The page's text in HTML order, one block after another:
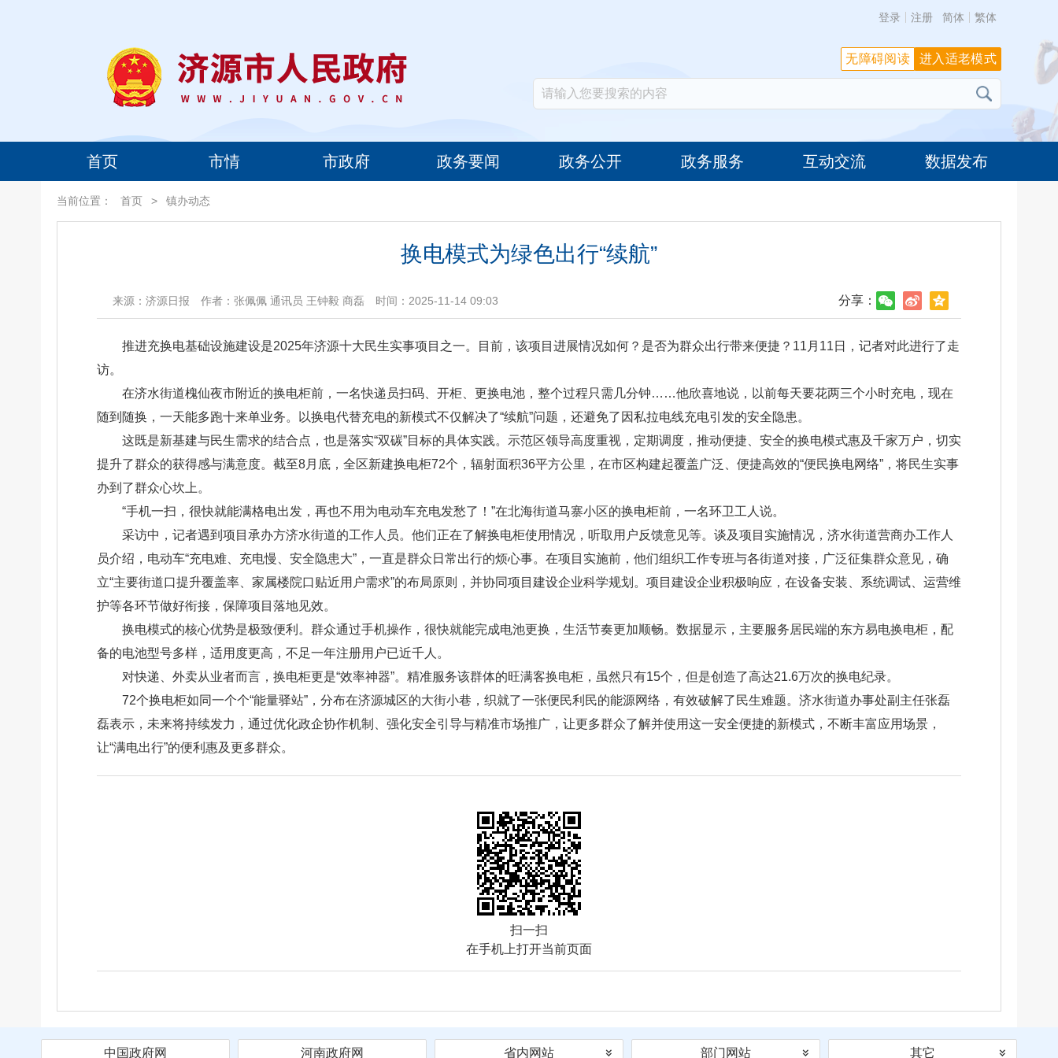
登录 注册 简体 繁体
首页 市情 市政府 政务要闻 政务公开 政务服务 互动交流 数据发布
进入适老模式
无障碍阅读
当前位置： 首页 > 镇办动态
换电模式为绿色出行“续航”
来源：济源日报 作者：张佩佩 通讯员 王钟毅 商磊 时间：2025-11-14 09:03 分享：
推进充换电基础设施建设是2025年济源十大民生实事项目之一。目前，该项目进展情况如何？是否为群众出行带来便捷？11月11日，记者对此进行了走
访。
在济水街道槐仙夜市附近的换电柜前，一名快递员扫码、开柜、更换电池，整个过程只需几分钟……他欣喜地说，以前每天要花两三个小时充电，现在
随到随换，一天能多跑十来单业务。以换电代替充电的新模式不仅解决了“续航”问题，还避免了因私拉电线充电引发的安全隐患。
这既是新基建与民生需求的结合点，也是落实“双碳”目标的具体实践。示范区领导高度重视，定期调度，推动便捷、安全的换电模式惠及千家万户，切实
提升了群众的获得感与满意度。截至8月底，全区新建换电柜72个，辐射面积36平方公里，在市区构建起覆盖广泛、便捷高效的“便民换电网络”，将民生实事
办到了群众心坎上。
“手机一扫，很快就能满格电出发，再也不用为电动车充电发愁了！”在北海街道马寨小区的换电柜前，一名环卫工人说。
采访中，记者遇到项目承办方济水街道的工作人员。他们正在了解换电柜使用情况，听取用户反馈意见等。谈及项目实施情况，济水街道营商办工作人
员介绍，电动车“充电难、充电慢、安全隐患大”，一直是群众日常出行的烦心事。在项目实施前，他们组织工作专班与各街道对接，广泛征集群众意见，确
立“主要街道口提升覆盖率、家属楼院口贴近用户需求”的布局原则，并协同项目建设企业科学规划。项目建设企业积极响应，在设备安装、系统调试、运营维
护等各环节做好衔接，保障项目落地见效。
换电模式的核心优势是极致便利。群众通过手机操作，很快就能完成电池更换，生活节奏更加顺畅。数据显示，主要服务居民端的东方易电换电柜，配
备的电池型号多样，适用度更高，不足一年注册用户已近千人。
对快递、外卖从业者而言，换电柜更是“效率神器”。精准服务该群体的旺满客换电柜，虽然只有15个，但是创造了高达21.6万次的换电纪录。
72个换电柜如同一个个“能量驿站”，分布在济源城区的大街小巷，织就了一张便民利民的能源网络，有效破解了民生难题。济水街道办事处副主任张磊
磊表示，未来将持续发力，通过优化政企协作机制、强化安全引导与精准市场推广，让更多群众了解并使用这一安全便捷的新模式，不断丰富应用场景，
让“满电出行”的便利惠及更多群众。
扫一扫
在手机上打开当前页面
中国政府网 河南政府网 省内网站 部门网站 其它